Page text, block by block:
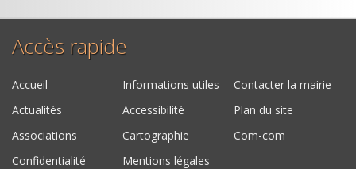
Accès rapide
Accueil Informations utiles
Contacter la mairie
Actualités
Accessibilité
Plan du site
Associations
Cartographie
Com-com
Confidentialité
Mentions légales